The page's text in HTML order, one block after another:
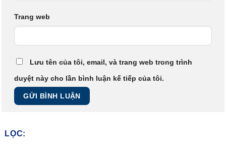
Trang web
Lưu tên của tôi, email, và trang web trong trình
duyệt này cho lần bình luận kế tiếp của tôi.
LỌC: